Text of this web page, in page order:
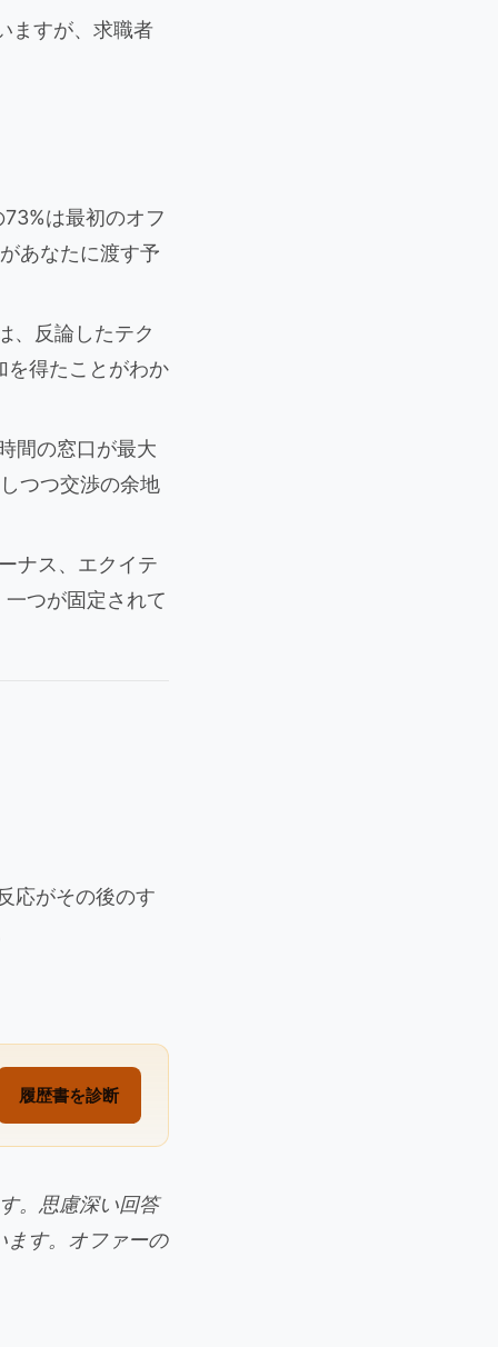
ますが、求職者
73%は最初のオフ
あなたに渡す予
、反論したテク
を得たことがわか
間の窓口が最大
つつ交渉の余地
ナス、エクイテ
つが固定されて
応がその後のす
履歴書を診断
。思慮深い回答
ます。オファーの